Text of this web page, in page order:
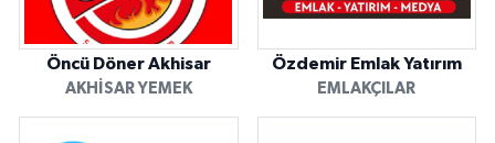
Öncü Döner Akhisar
AKHISAR YEMEK
Özdemir Emlak Yatırım
EMLAKÇILAR